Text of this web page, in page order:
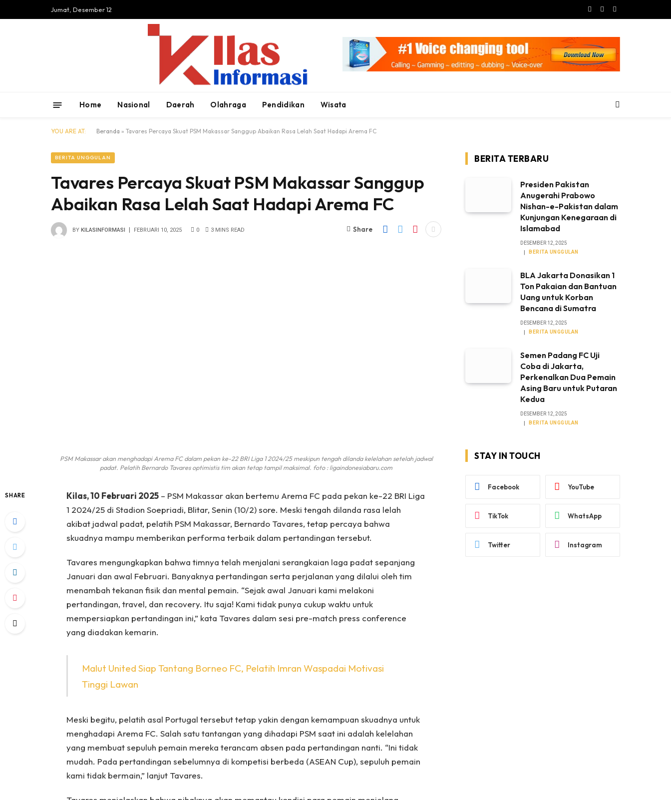
Jumat, Desember 12 Facebook
X
Instagram
Home Nasional Daerah Olahraga Pendidikan Wisata
YOU ARE AT: Beranda » Tavares Percaya Skuat PSM Makassar Sanggup Abaikan Rasa Lelah Saat Hadapi Arema FC
BERITA UNGGULAN
Tavares Percaya Skuat PSM Makassar Sanggup
Abaikan Rasa Lelah Saat Hadapi Arema FC
BY KILASINFORMASI FEBRUARI 10, 2025 0 3 MINS READ Share
PSM Makassar akan menghadapi Arema FC dalam pekan ke-22 BRI Liga 1 2024/25 meskipun tengah dilanda kelelahan setelah jadwal
padat. Pelatih Bernardo Tavares optimistis tim akan tetap tampil maksimal. foto : ligaindonesiabaru.com
SHARE Kilas, 10 Februari 2025– PSM Makassar akan bertemu Arema FC pada pekan ke-22 BRI Liga
1 2024/25 di Stadion Soepriadi, Blitar, Senin (10/2) sore. Meski tengah dilanda rasa lelah
akibat jadwal padat, pelatih PSM Makassar, Bernardo Tavares, tetap percaya bahwa
skuadnya mampu memberikan performa terbaik dalam pertandingan tersebut.
Tavares mengungkapkan bahwa timnya telah menjalani serangkaian laga padat sepanjang
Januari dan awal Februari. Banyaknya pertandingan serta perjalanan yang dilalui oleh tim
menambah tekanan fisik dan mental pemain. “Sejak awal Januari kami melakoni
pertandingan, travel, dan recovery. Itu saja! Kami tidak punya cukup waktu untuk
mempersiapkan pertandingan ini,” kata Tavares dalam sesi pre-match press conference
yang diadakan kemarin.
Malut United Siap Tantang Borneo FC, Pelatih Imran Waspadai Motivasi
Tinggi Lawan
Meski begitu, pelatih asal Portugal tersebut tetap yakin dengan kemampuan skuadnya untuk
menghadapi Arema FC. Salah satu tantangan yang dihadapi PSM saat ini adalah kelelahan
yang membuat sepuluh pemain mereka terancam absen pada pertandingan nanti. “Ini tidak
mudah. Pada pertandingan sebelumnya di kompetisi berbeda (ASEAN Cup), sepuluh pemain
kami tidak bermain,” lanjut Tavares.
BERITA TERBARU
Presiden Pakistan
Anugerahi Prabowo
Nishan-e-Pakistan dalam
Kunjungan Kenegaraan di
Islamabad
DESEMBER 12, 2025
BERITA UNGGULAN
BLA Jakarta Donasikan 1
Ton Pakaian dan Bantuan
Uang untuk Korban
Bencana di Sumatra
DESEMBER 12, 2025
BERITA UNGGULAN
Semen Padang FC Uji
Coba di Jakarta,
Perkenalkan Dua Pemain
Asing Baru untuk Putaran
Kedua
DESEMBER 12, 2025
BERITA UNGGULAN
STAY IN TOUCH
Facebook YouTube
TikTok WhatsApp
Twitter Instagram